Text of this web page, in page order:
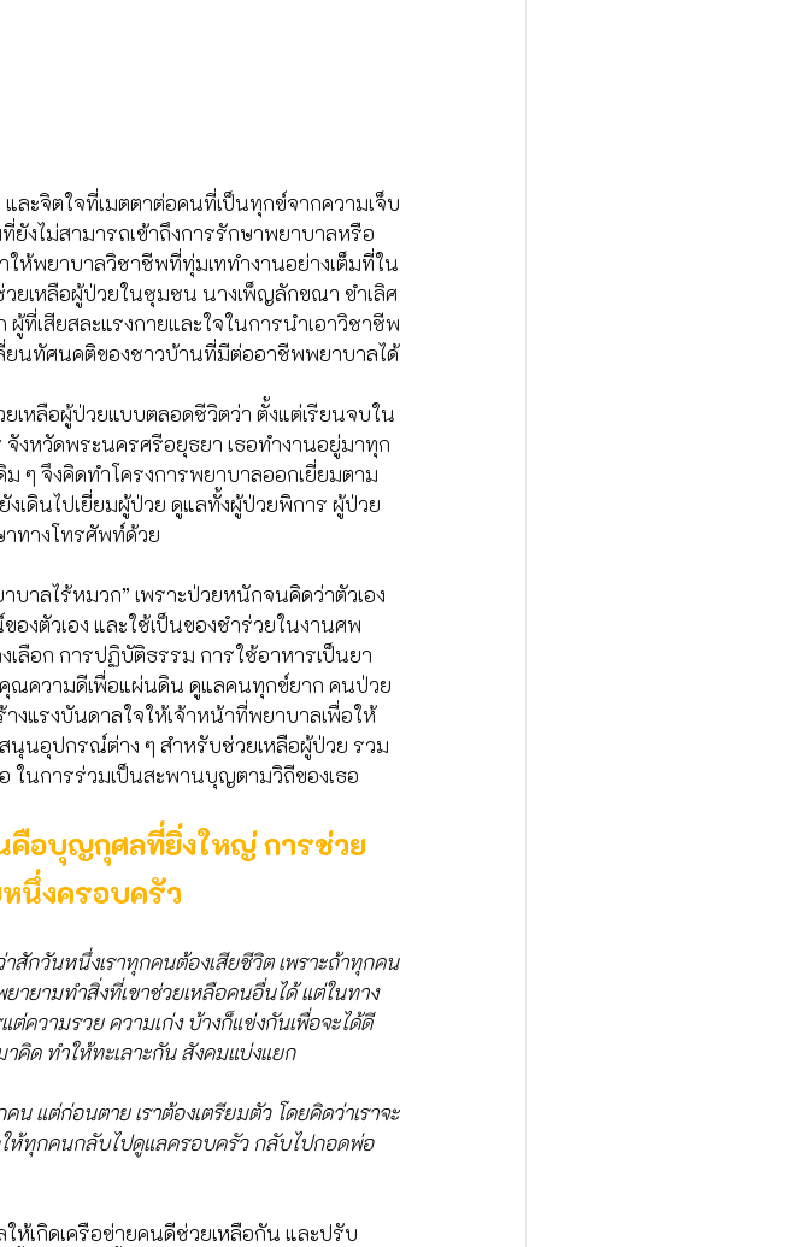
ะจิตใจที่เมตตาต่อคนที่เป็นทุกข์จากความเจ็บ
งไม่สามารถเข้าถึงการรักษาพยาบาลหรือ
ห้พยาบาลวิชาชีพที่ทุ่มเททำงานอย่างเต็มที่ใน
วยเหลือผู้ป่วยในชุมชน นางเพ็ญลักขณา ขำเลิศ
ที่เสียสละแรงกายและใจในการนำเอาวิชาชีพ
ยนทัศนคติของชาวบ้านที่มีต่ออาชีพพยาบาลได้
หลือผู้ป่วยแบบตลอดชีวิตว่า ตั้งแต่เรียนจบใน
งหวัดพระนครศรีอยุธยา เธอทำงานอยู่มาทุก
ๆ จึงคิดทำโครงการพยาบาลออกเยี่ยมตาม
เดินไปเยี่ยมผู้ป่วย ดูแลทั้งผู้ป่วยพิการ ผู้ป่วย
าทางโทรศัพท์ด้วย
าลไร้หมวก” เพราะป่วยหนักจนคิดว่าตัวเอง
งตัวเอง และใช้เป็นของชำร่วยในงานศพ
เลือก การปฏิบัติธรรม การใช้อาหารเป็นยา
ณความดีเพื่อแผ่นดิน ดูแลคนทุกข์ยาก คนป่วย
งแรงบันดาลใจให้เจ้าหน้าที่พยาบาลเพื่อให้
นุนอุปกรณ์ต่าง ๆ สำหรับช่วยเหลือผู้ป่วย รวม
ในการร่วมเป็นสะพานบุญตามวิถีของเธอ
คือบุญกุศลที่ยิ่งใหญ่ การช่วย
หนึ่งครอบครัว
สักวันหนึ่งเราทุกคนต้องเสียชีวิต เพราะถ้าทุกคน
ยายามทำสิ่งที่เขาช่วยเหลือคนอื่นได้ แต่ในทาง
ความรวย ความเก่ง บ้างก็แข่งกันเพื่อจะได้ดี
คิด ทำให้ทะเลาะกัน สังคมแบ่งแยก
แต่ก่อนตาย เราต้องเตรียมตัว โดยคิดว่าเราจะ
ให้ทุกคนกลับไปดูแลครอบครัว กลับไปกอดพ่อ
ห้เกิดเครือข่ายคนดีช่วยเหลือกัน และปรับ